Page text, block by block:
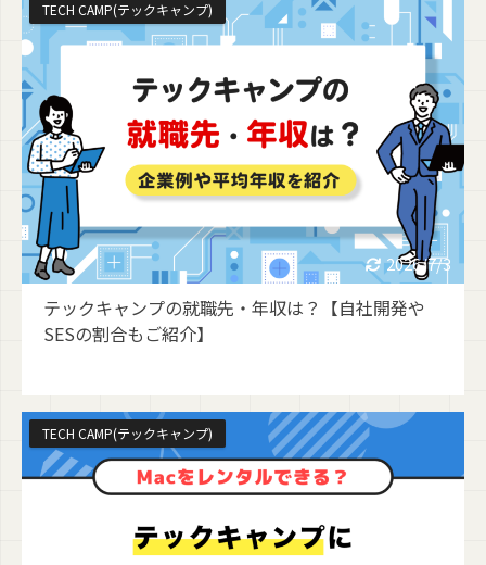
2026/7/3
TECH CAMP(テックキャンプ)
テックキャンプの就職先・年収は？【自社開発や
SESの割合もご紹介】
TECH CAMP(テックキャンプ)